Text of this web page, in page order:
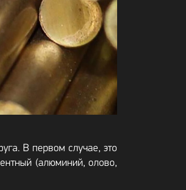
В первом случае, это
(алюминий, олово,